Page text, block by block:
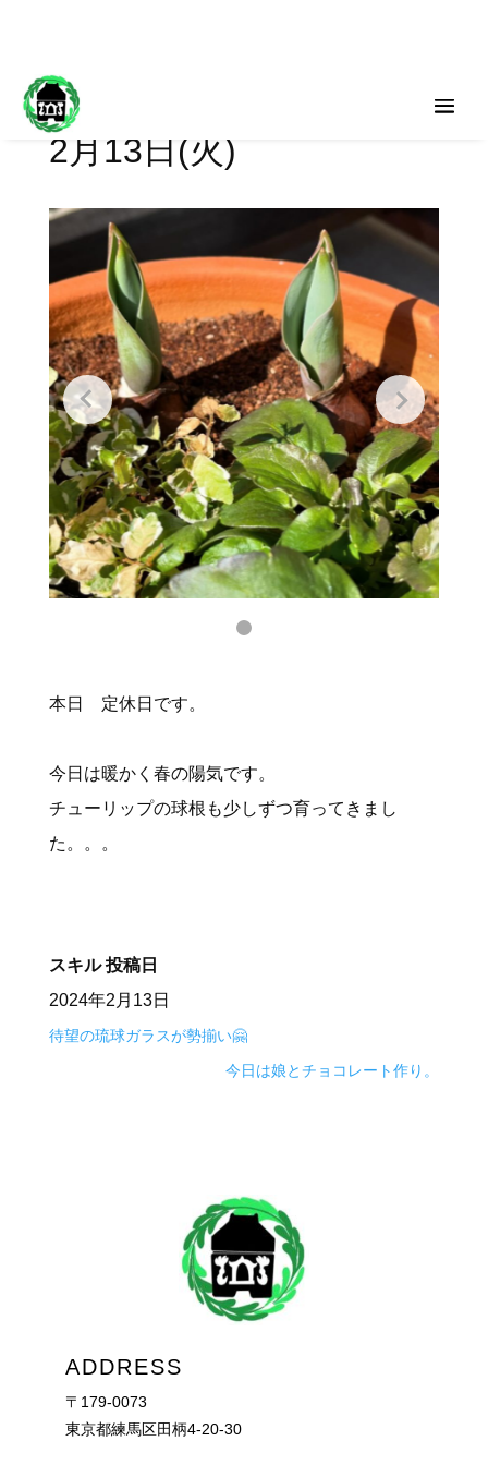
2月13日(火)
本日 定休日です。
今日は暖かく春の陽気です。
チューリップの球根も少しずつ育ってきまし
た。。。
スキル 投稿日
2024年2月13日
待望の琉球ガラスが勢揃い🤗
今日は娘とチョコレート作り。
ADDRESS
〒179-0073
東京都練馬区田柄4-20-30